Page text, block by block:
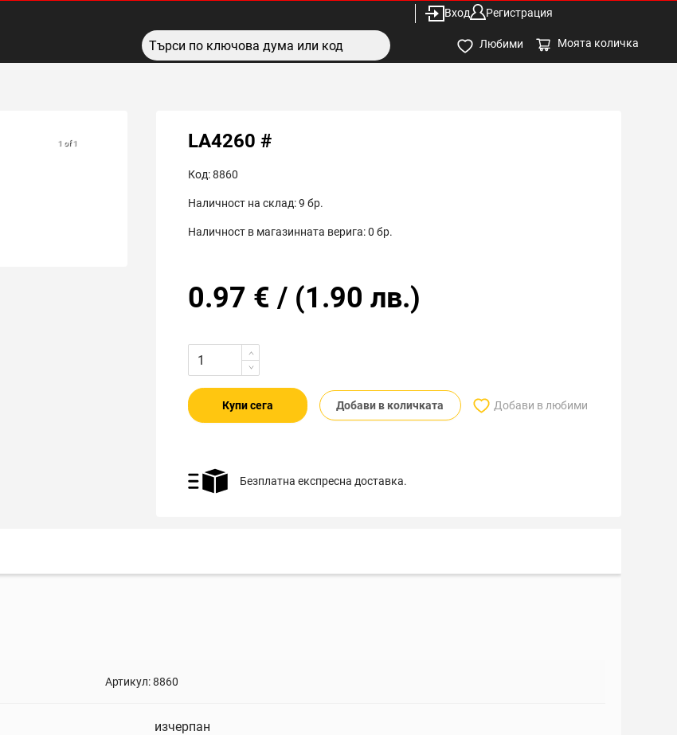
Вход Регистрация
Любими Моята количка
1 of 1 LA4260 #
Код:8860
Наличност на склад:9 бр.
Наличност в магазинната верига:0 бр.
0.97 € / (1.90 лв.)
Купи сега Добави в количката Добави в любими
Безплатна експресна доставка.
Артикул:8860
изчерпан